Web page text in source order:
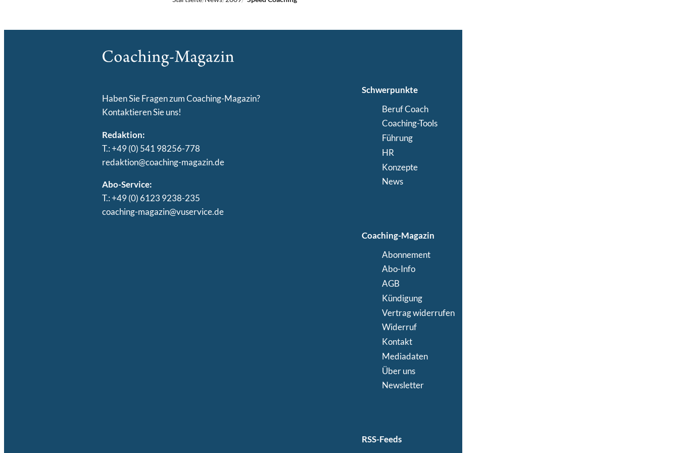
Haben Sie Fragen zum Coaching-Magazin?
Kontaktieren Sie uns!
Redaktion:
T.: +49 (0) 541 98256-778
redaktion@coaching-magazin.de
Abo-Service:
T.: +49 (0) 6123 9238-235
coaching-magazin@vuservice.de
Schwerpunkte
Beruf Coach
Coaching-Tools
Führung
HR
Konzepte
News
Coaching-Magazin
Abonnement
Abo-Info
AGB
Kündigung
Vertrag widerrufen
Widerruf
Kontakt
Mediadaten
Über uns
Newsletter
RSS-Feeds